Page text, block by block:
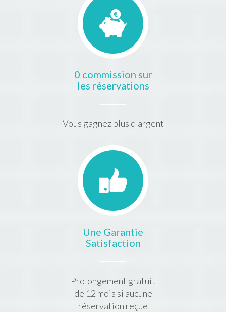
0 commission sur
les réservations
Vous gagnez plus d'argent
Une Garantie
Satisfaction
Prolongement gratuit
de 12 mois si aucune
réservation reçue